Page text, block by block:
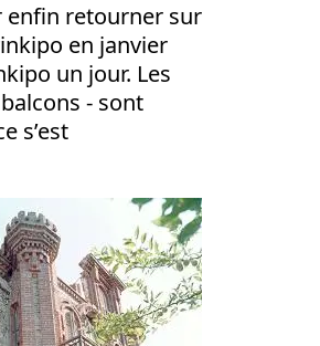
enfin retourner sur
en janvier
un jour. Les
- sont
s’est